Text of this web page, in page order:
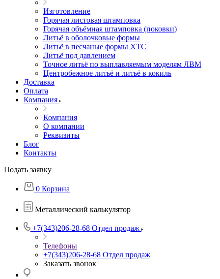
Изготовление
Горячая листовая штамповка
Горячая объёмная штамповка (поковки)
Литьё в оболочковые формы
Литьё в песчаные формы ХТС
Литьё под давлением
Точное литьё по выплавляемым моделям ЛВМ
Центробежное литьё и литьё в кокиль
Доставка
Оплата
Компания
Компания
О компании
Реквизиты
Блог
Контакты
Подать заявку
0 Корзина
Металлический калькулятор
+7(343)206-28-68 Отдел продаж
Телефоны
+7(343)206-28-68 Отдел продаж
Заказать звонок